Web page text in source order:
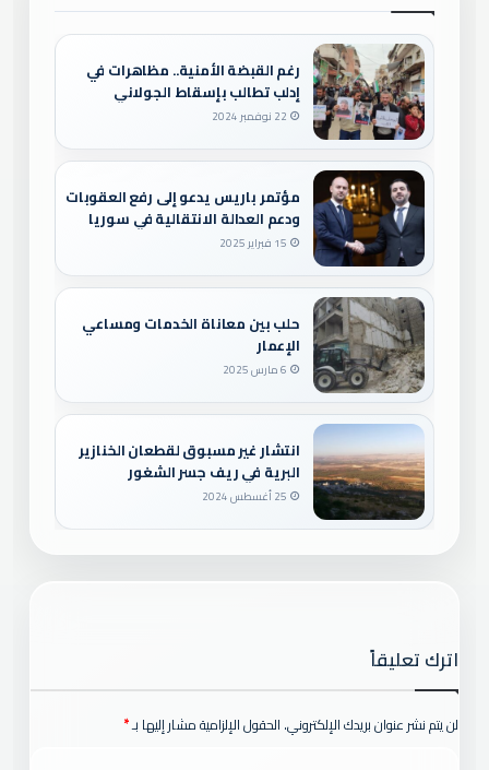
رغم القبضة الأمنية.. مظاهرات في
إدلب تطالب بإسقاط الجولاني
22 نوفمبر 2024
مؤتمر باريس يدعو إلى رفع العقوبات
ودعم العدالة الانتقالية في سوريا
15 فبراير 2025
حلب بين معاناة الخدمات ومساعي
الإعمار
6 مارس 2025
انتشار غير مسبوق لقطعان الخنازير
البرية في ريف جسر الشغور
25 أغسطس 2024
اترك تعليقاً
لن يتم نشر عنوان بريدك الإلكتروني. الحقول الإلزامية مشار إليها بـ*